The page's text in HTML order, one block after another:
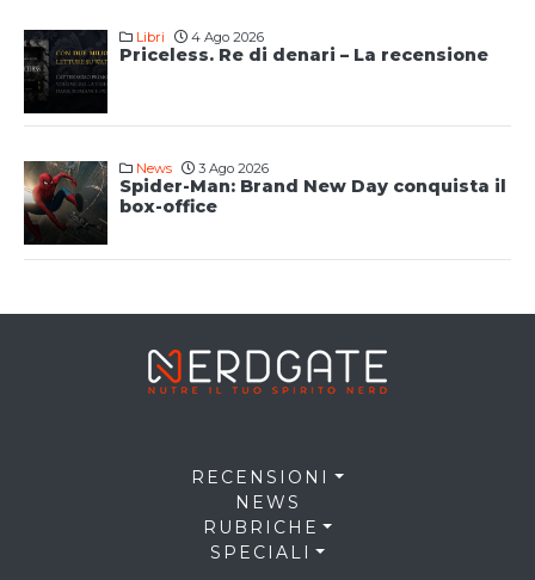
Libri 4 Ago 2026
Priceless. Re di denari – La recensione
News 3 Ago 2026
Spider-Man: Brand New Day conquista il
box-office
RECENSIONI
NEWS
RUBRICHE
SPECIALI